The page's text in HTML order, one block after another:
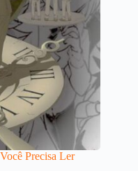
Precisa Ler